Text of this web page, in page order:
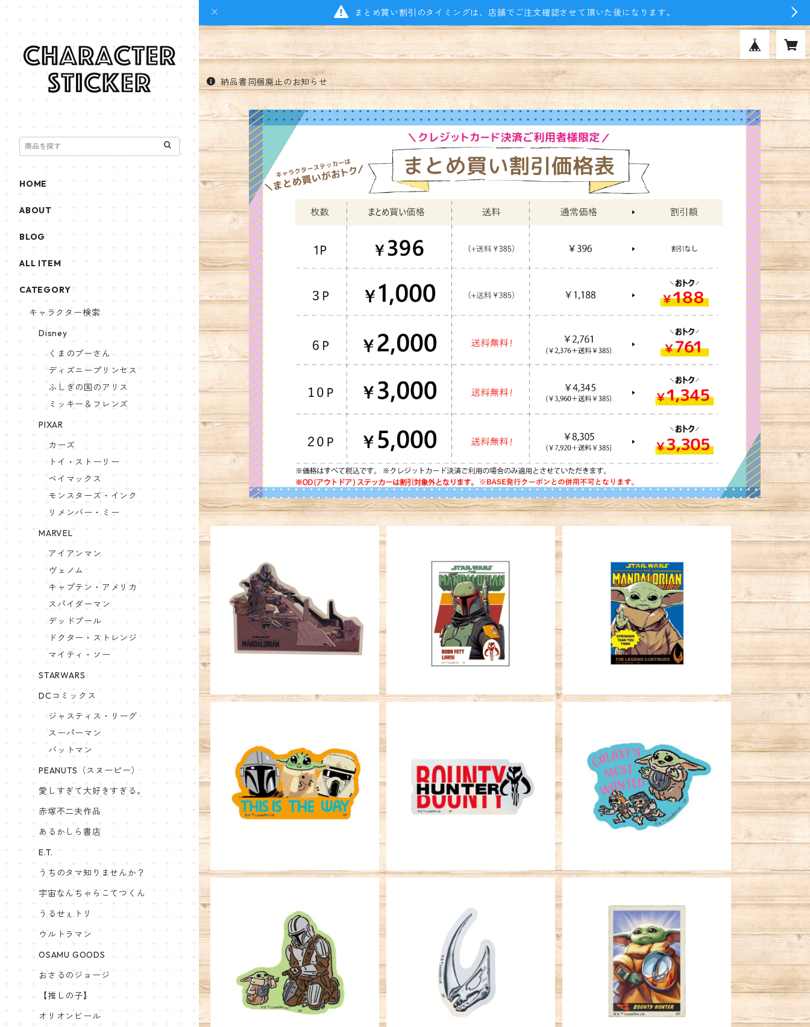
まとめ買い割引のタイミングは、店舗でご注文確認させて頂いた後になります。
納品書同梱廃止のお知らせ
キャラクターステッカー STAR WA
RS マンダロリアン 移動1
¥396
SOLD OUT
キャラクターステッカー STAR WA
RS ボバフェット lives
¥396
SOLD OUT
キャラクターステッカー STAR WA
RS グローグー 伝説
¥396
SOLD OUT
キャラクターステッカー STAR WA
RS マンダロリアン＆グローグー
3人
¥396
SOLD OUT
キャラクターステッカー STAR WA
RS マンダロリアン＆グローグー
賞金稼ぎ
¥396
SOLD OUT
キャラクターステッカー STAR WA
RS マンダロリアン＆グローグー
追いかけっこ
¥396
SOLD OUT
キャラクターステッカー STAR WA
RS マンダロリアン＆グローグー
This is the way
¥396
SOLD OUT
キャラクターステッカー STAR WA
RS マンダロリアン＆グローグー
マッドホーンクレスト
¥396
SOLD OUT
キャラクターステッカー STAR WA
RS マンダロリアン＆グローグー
賞金稼ぎピクチャー
¥396
HOME
ABOUT
BLOG
ALL ITEM
CATEGORY
キャラクター検索
Disney
くまのプーさん
ディズニープリンセス
ふしぎの国のアリス
ミッキー＆フレンズ
PIXAR
カーズ
トイ・ストーリー
ベイマックス
モンスターズ・インク
リメンバー・ミー
MARVEL
アイアンマン
ヴェノム
キャプテン・アメリカ
スパイダーマン
デッドプール
ドクター・ストレンジ
マイティ・ソー
STARWARS
DCコミックス
ジャスティス・リーグ
スーパーマン
バットマン
PEANUTS（スヌーピー）
愛しすぎて大好きすぎる。
赤塚不二夫作品
あるかしら書店
E.T.
うちのタマ知りませんか？
宇宙なんちゃらこてつくん
うるせぇトリ
ウルトラマン
OSAMU GOODS
おさるのジョージ
【推しの子】
オリオンビール